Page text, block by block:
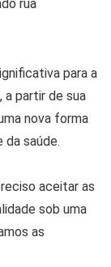
para a
a partir de sua
nova forma
da saúde.
aceitar as
sob uma
as